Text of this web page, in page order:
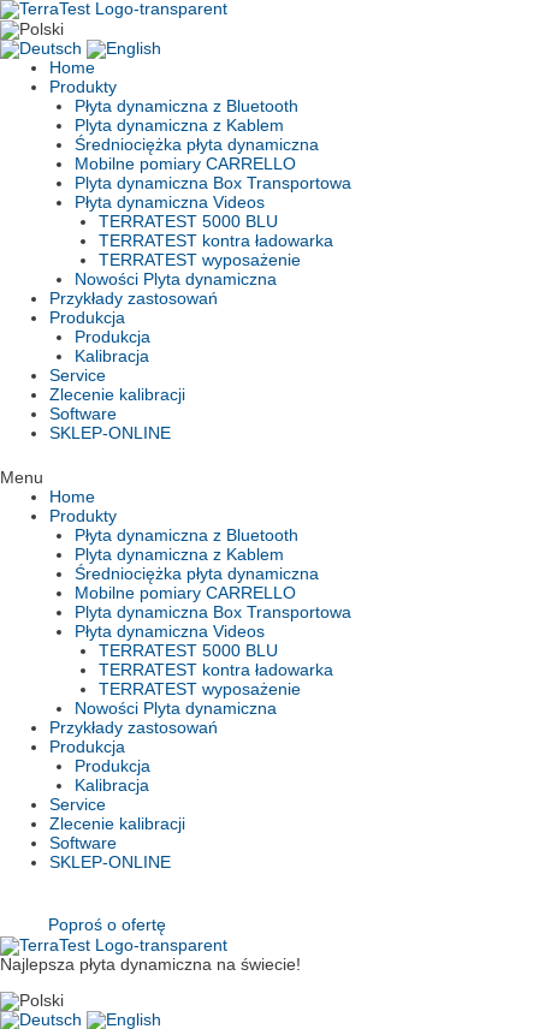
Skip
to
content
Home
Produkty
Płyta dynamiczna z Bluetooth
Plyta dynamiczna z Kablem
Średniociężka płyta dynamiczna
Mobilne pomiary CARRELLO
Plyta dynamiczna Box Transportowa
Płyta dynamiczna Videos
TERRATEST 5000 BLU
TERRATEST kontra ładowarka
TERRATEST wyposażenie
Nowości Plyta dynamiczna
Przykłady zastosowań
Produkcja
Produkcja
Kalibracja
Service
Zlecenie kalibracji
Software
SKLEP-ONLINE
Menu
Home
Produkty
Płyta dynamiczna z Bluetooth
Plyta dynamiczna z Kablem
Średniociężka płyta dynamiczna
Mobilne pomiary CARRELLO
Plyta dynamiczna Box Transportowa
Płyta dynamiczna Videos
TERRATEST 5000 BLU
TERRATEST kontra ładowarka
TERRATEST wyposażenie
Nowości Plyta dynamiczna
Przykłady zastosowań
Produkcja
Produkcja
Kalibracja
Service
Zlecenie kalibracji
Software
SKLEP-ONLINE
Poproś o ofertę
Najlepsza płyta dynamiczna na świecie!